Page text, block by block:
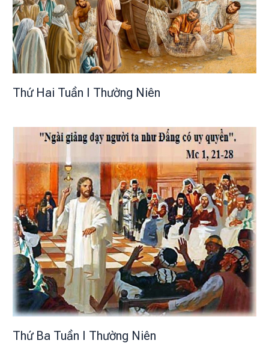
Thứ Hai Tuần I Thường Niên
Thứ Ba Tuần I Thường Niên